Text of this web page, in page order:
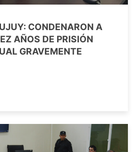
CONDENARON A
AÑOS DE PRISIÓN
GRAVEMENTE